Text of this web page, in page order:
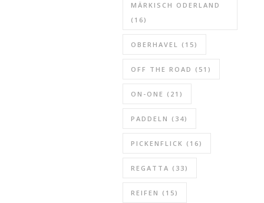
MÄRKISCH ODERLAND
(16)
OBERHAVEL (15)
OFF THE ROAD (51)
ON-ONE (21)
PADDELN (34)
PICKENFLICK (16)
REGATTA (33)
REIFEN (15)